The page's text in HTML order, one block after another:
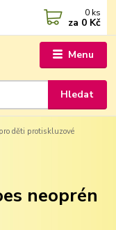
Menu
Hledat
0 ks
za 0 Kč
děti protiskluzové
neoprén